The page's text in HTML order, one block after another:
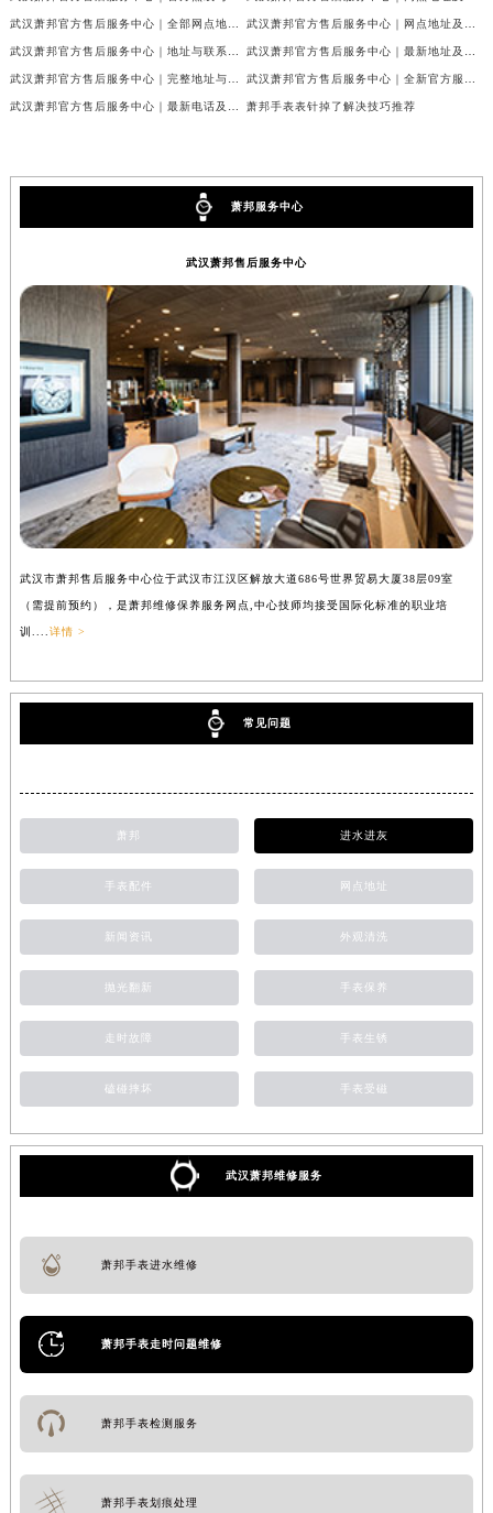
萧邦手表表针掉了解决技巧推荐
萧邦服务中心
武汉萧邦售后服务中心
武汉市萧邦售后服务中心位于武汉市江汉区解放大道686号世界贸易大厦38层09室
（需提前预约），是萧邦维修保养服务网点,中心技师均接受国际化标准的职业培
训.... 详情 >
常见问题
萧邦 进水进灰
手表配件 网点地址
新闻资讯 外观清洗
抛光翻新 手表保养
走时故障 手表生锈
磕碰摔坏 手表受磁
武汉萧邦维修服务
萧邦手表进水维修
萧邦手表走时问题维修
萧邦手表检测服务
萧邦手表划痕处理